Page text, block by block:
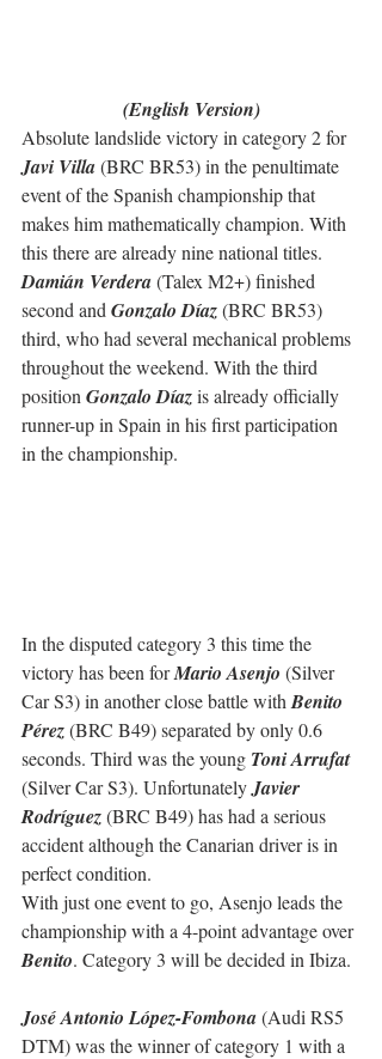
(English Version)
Absolute landslide victory in category 2 for
Javi Villa (BRC BR53) in the penultimate
event of the Spanish championship that
makes him mathematically champion. With
this there are already nine national titles.
Damián Verdera (Talex M2+) finished
second and Gonzalo Díaz (BRC BR53)
third, who had several mechanical problems
throughout the weekend. With the third
position Gonzalo Díaz is already officially
runner-up in Spain in his first participation
in the championship.
In the disputed category 3 this time the
victory has been for Mario Asenjo (Silver
Car S3) in another close battle with Benito
Pérez (BRC B49) separated by only 0.6
seconds. Third was the young Toni Arrufat
(Silver Car S3). Unfortunately Javier
Rodríguez (BRC B49) has had a serious
accident although the Canarian driver is in
perfect condition.
With just one event to go, Asenjo leads the
championship with a 4-point advantage over
Benito. Category 3 will be decided in Ibiza.
José Antonio López-Fombona (Audi RS5
DTM) was the winner of category 1 with a